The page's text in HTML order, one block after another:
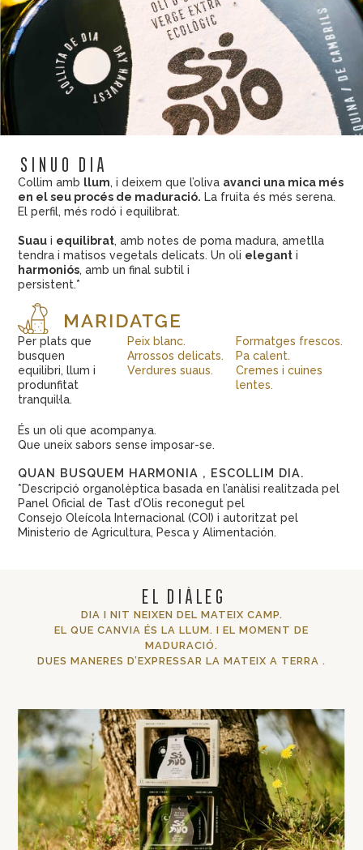
sinuo dia
Collim amb llum, i deixem que l’oliva avanci una mica més
en el seu procés de maduració. La fruita és més serena.
El perfil, més rodó i equilibrat.
Suau i equilibrat, amb notes de poma madura, ametlla
tendra i matisos vegetals delicats. Un oli elegant i
harmoniós, amb un final subtil i
persistent.*
Per plats que
busquen
equilibri, llum i
produnfitat
tranquil·la.
Peix blanc.
Arrossos delicats.
Verdures suaus.
Formatges frescos.
Pa calent.
Cremes i cuines
lentes.
És un oli que acompanya.
Que uneix sabors sense imposar-se.
QUAN BUSQUEM HARMONIA , ESCOLLIM DIA.
*Descripció organolèptica basada en l’anàlisi realitzada pel
Panel Oficial de Tast d’Olis reconegut pel
Consejo Oleícola Internacional (COI) i autoritzat pel
Ministerio de Agricultura, Pesca y Alimentación.
EL DIÀLEG
DIA I NIT NEIXEN DEL MATEIX CAMP.
EL QUE CANVIA ÉS LA LLUM. I EL MOMENT DE
MADURACIÓ.
DUES MANERES D’EXPRESSAR LA MATEIX A TERRA .